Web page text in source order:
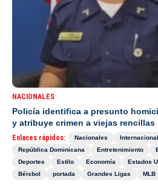
NACIONALES
Policía identifica a presunto
y atribuye crimen a viejas rencillas
Enlaces rápidos: Nacionales
República Dominicana
Entretenimiento
Deportes
Estilo Economía Estados
Béisbol
portada Grandes Ligas MLB